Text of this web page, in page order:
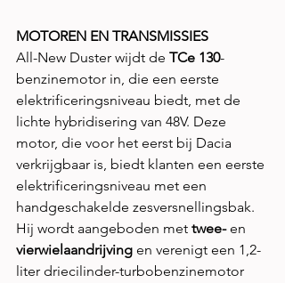
MOTOREN EN TRANSMISSIES
All-New Duster wijdt de TCe 130-
benzinemotor in, die een eerste
elektrificeringsniveau biedt, met de
lichte hybridisering van 48V. Deze
motor, die voor het eerst bij Dacia
verkrijgbaar is, biedt klanten een eerste
elektrificeringsniveau met een
handgeschakelde zesversnellingsbak.
Hij wordt aangeboden met twee- en
vierwielaandrijving en verenigt een 1,2-
liter driecilinder-turbobenzinemotor